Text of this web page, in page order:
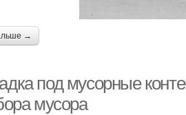
→
под мусорные
мусора